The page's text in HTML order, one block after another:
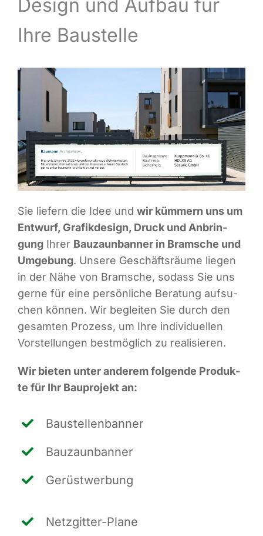
Design und Auf­bau für
Ihre Baustelle
Sie lie­fern die Idee und wir küm­mern uns um
Ent­wurf, Gra­fik­de­sign, Druck und Anbrin­
gungIhrer Bau­zaun­ban­ner in Bram­sche und
Umge­bung. Unse­re Geschäfts­räu­me lie­gen
in der Nähe von Bram­sche, sodass Sie uns
ger­ne für eine per­sön­li­che Bera­tung auf­su­
chen kön­nen. Wir beglei­ten Sie durch den
gesam­ten Pro­zess, um Ihre indi­vi­du­el­len
Vor­stel­lun­gen best­mög­lich zu realisieren.
Wir bie­ten unter ande­rem fol­gen­de Pro­duk­
te für Ihr Bau­pro­jekt an:
Bau­stel­len­ban­ner
Bau­zaun­ban­ner
Gerüst­wer­bung
Netz­git­ter-Pla­ne